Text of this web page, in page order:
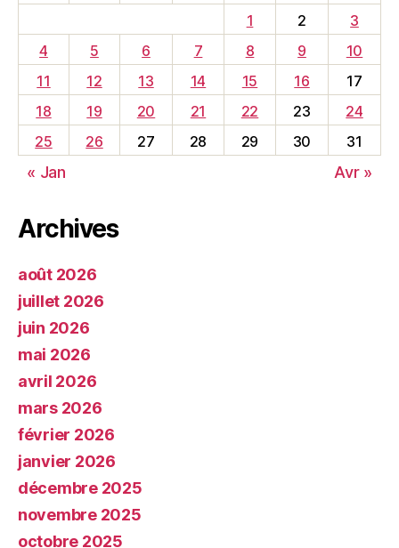
1
2
3
4
5 6 7 8 9
10
11
12 13 14 15 16
17
18
19 20 21 22 23
24
25
26 27 28 29 30 31
« Jan Avr »
Archives
août 2026
juillet 2026
juin 2026
mai 2026
avril 2026
mars 2026
février 2026
janvier 2026
décembre 2025
novembre 2025
octobre 2025